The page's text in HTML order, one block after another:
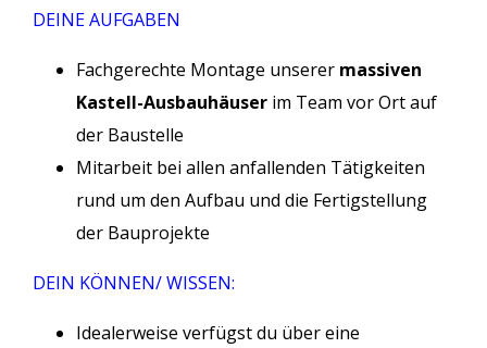
DEINE AUFGABEN
Fachgerechte Montage unserer massiven
Kastell-Ausbauhäuser im Team vor Ort auf
der Baustelle
Mitarbeit bei allen anfallenden Tätigkeiten
rund um den Aufbau und die Fertigstellung
der Bauprojekte
DEIN KÖNNEN/ WISSEN:
Idealerweise verfügst du über eine